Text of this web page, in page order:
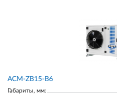
ACM-ZB15-В6
Габариты, мм: